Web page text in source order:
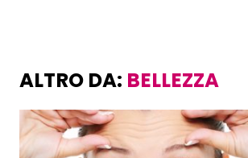
ALTRO DA: BELLEZZA